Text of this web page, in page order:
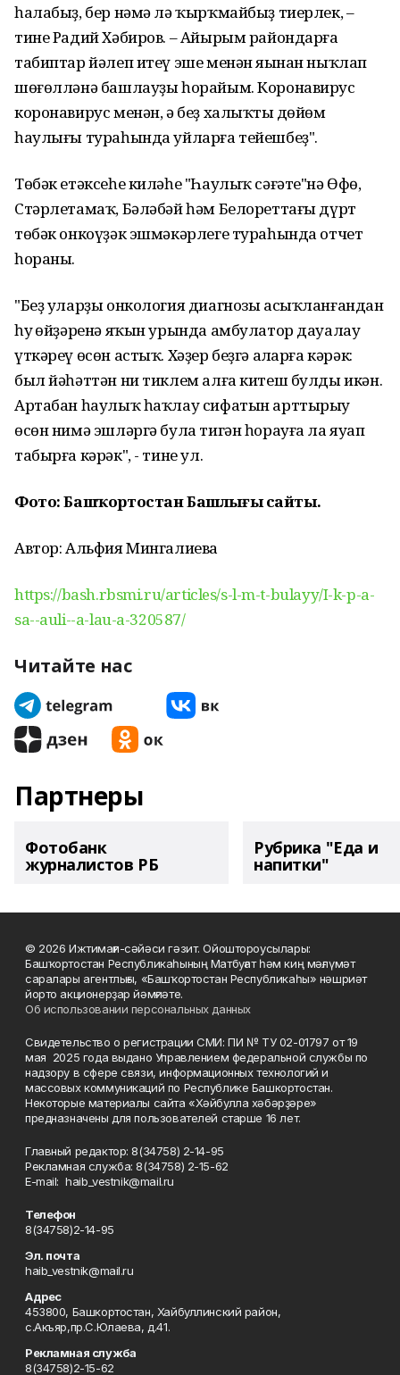
һалабыҙ, бер нәмә лә ҡырҡмайбыҙ тиерлек, –
тине Радий Хәбиров. – Айырым райондарға
табиптар йәлеп итеү эше менән яңынан ныҡлап
шөғөлләнә башлауҙы һорайым. Коронавирус
коронавирус менән, ә беҙ халыҡтың дөйөм
һаулығы тураһында уйларға тейешбеҙ".
Төбәк етәксеһе киләһе "Һаулыҡ сәғәте"нә Өфө,
Стәрлетамаҡ, Бәләбәй һәм Белореттағы дүрт
төбәк онкоүҙәк эшмәкәрлеге тураһында отчет
һораны.
"Беҙ уларҙы онкология диагнозы асыҡланғандан
һуң өйҙәренә яҡын урында амбулатор дауалау
үткәреү өсөн астыҡ. Хәҙер беҙгә аңларға кәрәк:
был йәһәттән ни тиклем алға китеш булды икән.
Артабан һаулыҡ һаҡлау сифатын арттырыу
өсөн нимә эшләргә була тигән һорауға ла яуап
табырға кәрәк", - тине ул.
Фото: Башҡортостан Башлығы сайты.
Автор: Альфия Мингалиева
https://bash.rbsmi.ru/articles/s-l-m-t-bulayy/I-k-p-a-
sa--auli--a-lau-a-320587/
Читайте нас
Партнеры
Фотобанк
журналистов РБ
Рубрика "Еда и
напитки"
© 2026 Ижтимағи-сәйәси гәзит. Ойоштороусылары:
Башҡортостан Республикаһының Матбуғат һәм киң мәғлүмәт
саралары агентлығы, «Башҡортостан Республикаһы» нәшриәт
йорто акционерҙар йәмғиәте.
Об использовании персональных данных
Свидетельство о регистрации СМИ: ПИ № ТУ 02-01797 от 19
мая 2025 года выдано Управлением федеральной службы по
надзору в сфере связи, информационных технологий и
массовых коммуникаций по Республике Башкортостан.
Некоторые материалы сайта «Хәйбулла хәбәрҙәре»
предназначены для пользователей старше 16 лет.
Главный редактор: 8(34758) 2-14-95
Рекламная служба: 8(34758) 2-15-62
Е-mаil: haib_vestnik@mail.ru
Телефон
8(34758)2-14-95
Эл. почта
haib_vestnik@mail.ru
Адрес
453800, Башкортостан, Хайбуллинский район,
с.Акъяр,пр.С.Юлаева, д.41.
Рекламная служба
8(34758)2-15-62